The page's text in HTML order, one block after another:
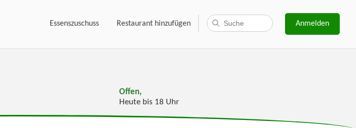
Essenszuschuss Restaurant hinzufügen Anmelden
Offen,
Heute bis 18 Uhr